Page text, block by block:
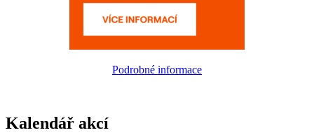
Podrobné informace
Kalendář akcí